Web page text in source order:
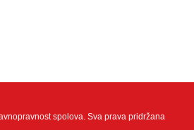
spolova. Sva prava pridržana